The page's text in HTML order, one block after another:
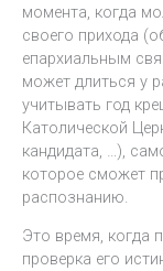
момента, когда
своего прихода
епархиальным
может длиться у
учитывать год
Католической
кандидата, …),
которое сможет
распознанию.
Это время, когда
проверка его